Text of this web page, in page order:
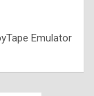
Emulator